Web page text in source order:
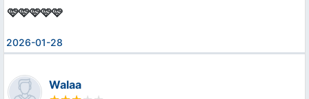
🩷🩷🩷🩷🩷
2026-01-28
Walaa